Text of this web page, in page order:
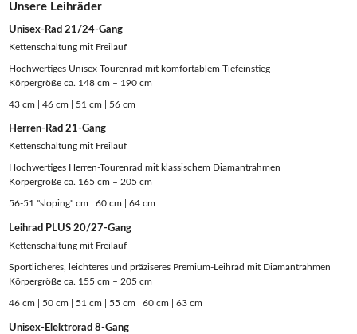
Unsere Leihräder
Unisex-Rad 21/24-Gang
Kettenschaltung mit Freilauf
Hochwertiges Unisex-Tourenrad mit komfortablem Tiefeinstieg
Körpergröße ca. 148 cm – 190 cm
43 cm | 46 cm | 51 cm | 56 cm
Herren-Rad 21-Gang
Kettenschaltung mit Freilauf
Hochwertiges Herren-Tourenrad mit klassischem Diamantrahmen
Körpergröße ca. 165 cm – 205 cm
56-51 "sloping" cm | 60 cm | 64 cm
Leihrad PLUS 20/27-Gang
Kettenschaltung mit Freilauf
Sportlicheres, leichteres und präziseres Premium-Leihrad mit Diamantrahmen
Körpergröße ca. 155 cm – 205 cm
46 cm | 50 cm | 51 cm | 55 cm | 60 cm | 63 cm
Unisex-Elektrorad 8-Gang